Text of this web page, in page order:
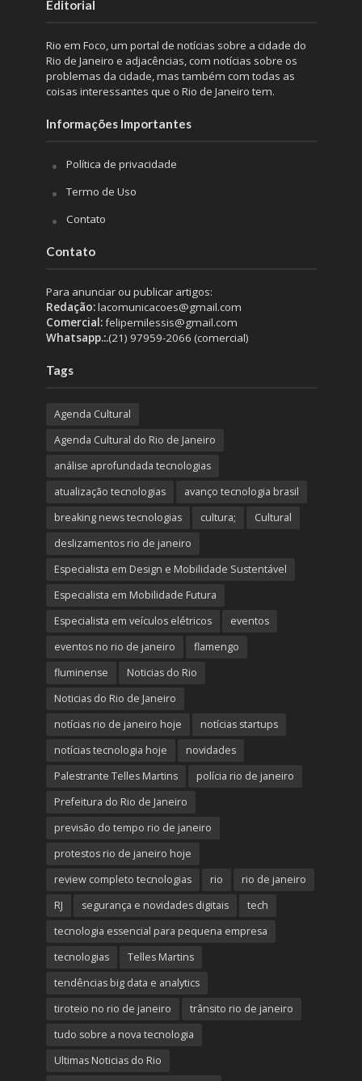
Editorial
Rio em Foco, um portal de notícias sobre a cidade do
Rio de Janeiro e adjacências, com notícias sobre os
problemas da cidade, mas também com todas as
coisas interessantes que o Rio de Janeiro tem.
Informações Importantes
Política de privacidade
Termo de Uso
Contato
Contato
Para anunciar ou publicar artigos:
Redação:lacomunicacoes@gmail.com
Comercial:felipemilessis@gmail.com
Whatsapp.:.(21) 97959-2066 (comercial)
Tags
Agenda Cultural
Agenda Cultural do Rio de Janeiro
análise aprofundada tecnologias
atualização tecnologias
avanço tecnologia brasil
breaking news tecnologias
cultura;
Cultural
deslizamentos rio de janeiro
Especialista em Design e Mobilidade Sustentável
Especialista em Mobilidade Futura
Especialista em veículos elétricos
eventos
eventos no rio de janeiro
flamengo
fluminense
Noticias do Rio
Noticias do Rio de Janeiro
notícias rio de janeiro hoje
notícias startups
notícias tecnologia hoje
novidades
Palestrante Telles Martins
polícia rio de janeiro
Prefeitura do Rio de Janeiro
previsão do tempo rio de janeiro
protestos rio de janeiro hoje
review completo tecnologias
rio
rio de janeiro
RJ
segurança e novidades digitais
tech
tecnologia essencial para pequena empresa
tecnologias
Telles Martins
tendências big data e analytics
tiroteio no rio de janeiro
trânsito rio de janeiro
tudo sobre a nova tecnologia
Ultimas Noticias do Rio